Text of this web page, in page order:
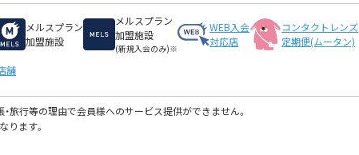
メルスプラン
加盟施設
メルスプラン
加盟施設
(新規入会のみ)※
WEB入会
対応店
コンタクトレンズ
定期便(ムータン)
舗
・旅行等の理由で会員様へのサービス提供ができません。
ります。